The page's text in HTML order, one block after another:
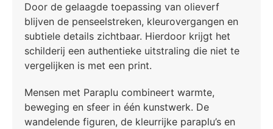
Door de gelaagde toepassing van olieverf
blijven de penseelstreken, kleurovergangen en
subtiele details zichtbaar. Hierdoor krijgt het
schilderij een authentieke uitstraling die niet te
vergelijken is met een print.
Mensen met Paraplu combineert warmte,
beweging en sfeer in één kunstwerk. De
wandelende figuren, de kleurrijke paraplu’s en